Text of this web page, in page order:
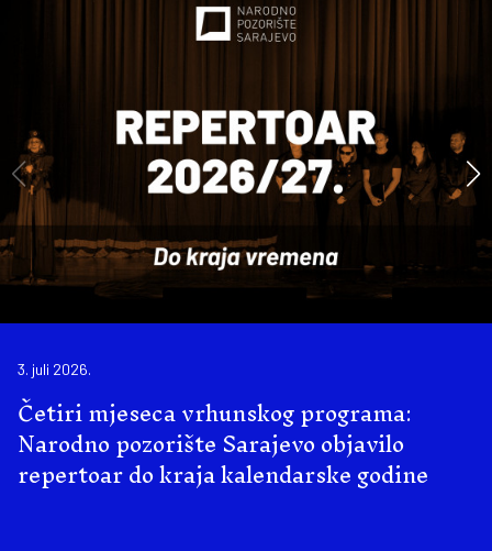
3. juli 2026.
Četiri mjeseca vrhunskog programa:
Narodno pozorište Sarajevo objavilo
repertoar do kraja kalendarske godine